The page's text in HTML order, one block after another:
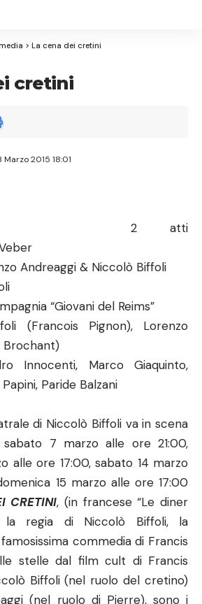
> La cena dei cretini
cretini
2015 18:01
2 atti
Andreaggi & Niccolò Biffoli
“Giovani del Reims”
(Francois Pignon), Lorenzo
Brochant)
Innocenti, Marco Giaquinto,
Paride Balzani
di Niccolò Biffoli va in scena
sabato 7 marzo alle ore 21:00,
alle ore 17:00, sabato 14 marzo
15 marzo alle ore 17:00
CRETINI, (in francese “Le diner
la regia di Niccolò Biffoli, la
commedia di Francis
stelle dal film cult di Francis
Biffoli (nel ruolo del cretino)
(nel ruolo di Pierre), sono i